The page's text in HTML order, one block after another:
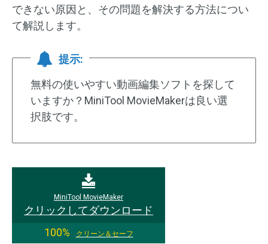
できない原因と、その問題を解決する方法につい
て解説します。
提示:
無料の使いやすい動画編集ソフトを探して
いますか？MiniTool MovieMakerは良い選
択肢です。
MiniTool MovieMaker
クリックしてダウンロード
100%
クリーン＆セーフ